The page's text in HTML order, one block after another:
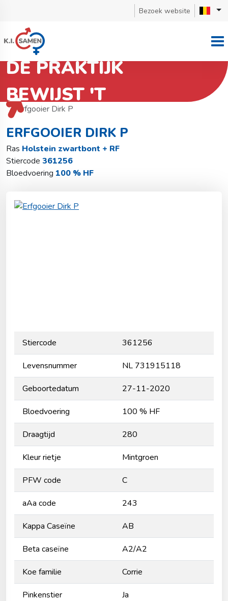
Bezoek website
DE PRAKTIJK
BEWIJST 'T
Terug naar stierzoeker
Erfgooier Dirk P
ERFGOOIER DIRK P
Ras Holstein zwartbont + RF
Stiercode 361256
Bloedvoering 100 % HF
Stiercode 361256
Levensnummer NL 731915118
Geboortedatum 27-11-2020
Bloedvoering 100 % HF
Draagtijd 280
Kleur rietje Mintgroen
PFW code C
aAa code 243
Kappa Caseïne AB
Beta caseïne A2/A2
Koe familie Corrie
Pinkenstier Ja